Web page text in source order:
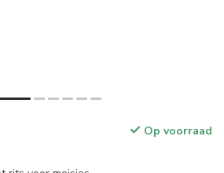
Op voorraad